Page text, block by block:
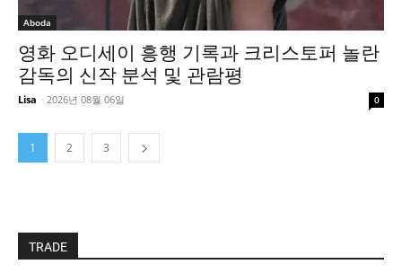
Aboda
영화 오디세이 흥행 기록과 크리스토퍼 놀란
감독의 신작 분석 및 관람평
Lisa - 2026년 08월 06일 0
1 2 3
TRADE